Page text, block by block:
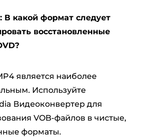
В какой формат следует
восстановленные
является наиболее
Используйте
Видеоконвертер для
VOB-файлов в чистые,
форматы.